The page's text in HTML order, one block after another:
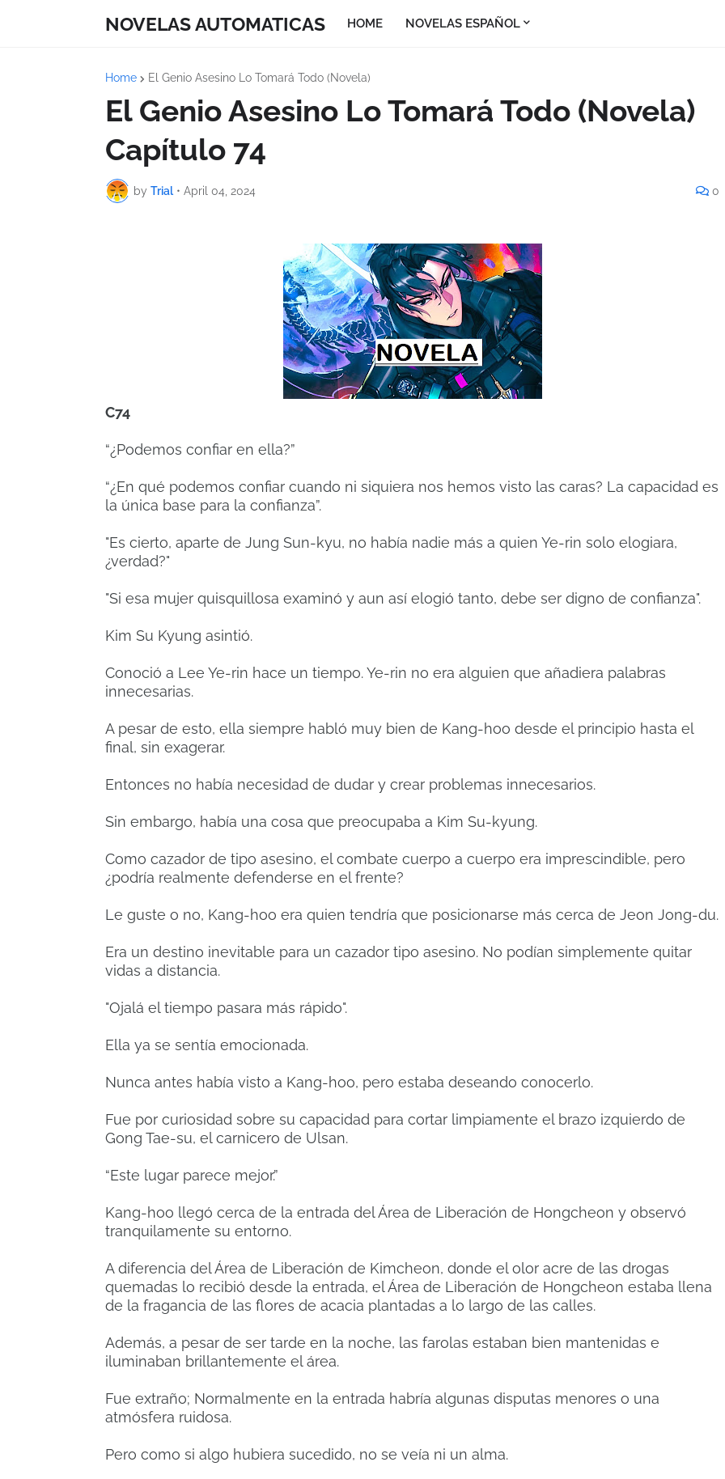
NOVELAS AUTOMATICAS HOME NOVELAS ESPAÑOL
Home El Genio Asesino Lo Tomará Todo (Novela)
El Genio Asesino Lo Tomará Todo (Novela)
Capítulo 74
by Trial • April 04, 2024 0
C74
“¿Podemos confiar en ella?”
“¿En qué podemos confiar cuando ni siquiera nos hemos visto las caras? La capacidad es
la única base para la confianza”.
"Es cierto, aparte de Jung Sun-kyu, no había nadie más a quien Ye-rin solo elogiara,
¿verdad?"
"Si esa mujer quisquillosa examinó y aun así elogió tanto, debe ser digno de confianza".
Kim Su Kyung asintió.
Conoció a Lee Ye-rin hace un tiempo. Ye-rin no era alguien que añadiera palabras
innecesarias.
A pesar de esto, ella siempre habló muy bien de Kang-hoo desde el principio hasta el
final, sin exagerar.
Entonces no había necesidad de dudar y crear problemas innecesarios.
Sin embargo, había una cosa que preocupaba a Kim Su-kyung.
Como cazador de tipo asesino, el combate cuerpo a cuerpo era imprescindible, pero
¿podría realmente defenderse en el frente?
Le guste o no, Kang-hoo era quien tendría que posicionarse más cerca de Jeon Jong-du.
Era un destino inevitable para un cazador tipo asesino. No podían simplemente quitar
vidas a distancia.
"Ojalá el tiempo pasara más rápido".
Ella ya se sentía emocionada.
Nunca antes había visto a Kang-hoo, pero estaba deseando conocerlo.
Fue por curiosidad sobre su capacidad para cortar limpiamente el brazo izquierdo de
Gong Tae-su, el carnicero de Ulsan.
“Este lugar parece mejor.”
Kang-hoo llegó cerca de la entrada del Área de Liberación de Hongcheon y observó
tranquilamente su entorno.
A diferencia del Área de Liberación de Kimcheon, donde el olor acre de las drogas
quemadas lo recibió desde la entrada, el Área de Liberación de Hongcheon estaba llena
de la fragancia de las flores de acacia plantadas a lo largo de las calles.
Además, a pesar de ser tarde en la noche, las farolas estaban bien mantenidas e
iluminaban brillantemente el área.
Fue extraño; Normalmente en la entrada habría algunas disputas menores o una
atmósfera ruidosa.
Pero como si algo hubiera sucedido, no se veía ni un alma.